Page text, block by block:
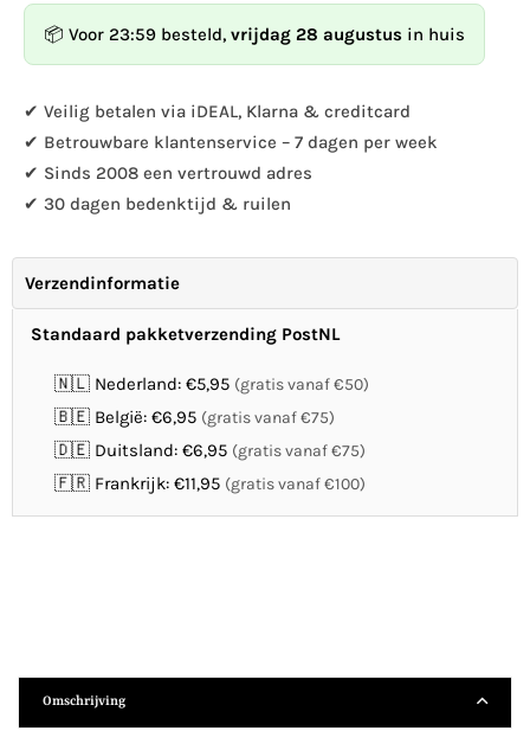
📦 Voor 23:59 besteld, vrijdag 28 augustus in huis
✔ Veilig betalen via iDEAL, Klarna & creditcard
✔ Betrouwbare klantenservice – 7 dagen per week
✔ Sinds 2008 een vertrouwd adres
✔ 30 dagen bedenktijd & ruilen
Verzendinformatie
Standaard pakketverzending PostNL
🇳🇱 Nederland: €5,95 (gratis vanaf €50)
🇧🇪 België: €6,95 (gratis vanaf €75)
🇩🇪 Duitsland: €6,95 (gratis vanaf €75)
🇫🇷 Frankrijk: €11,95 (gratis vanaf €100)
Omschrijving